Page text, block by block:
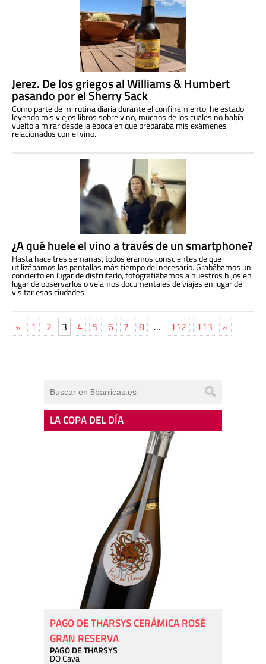
Jerez. De los griegos al Williams & Humbert
pasando por el Sherry Sack
Como parte de mi rutina diaria durante el confinamiento, he estado
leyendo mis viejos libros sobre vino, muchos de los cuales no había
vuelto a mirar desde la época en que preparaba mis exámenes
relacionados con el vino.
¿A qué huele el vino a través de un smartphone?
Hasta hace tres semanas, todos éramos conscientes de que
utilizábamos las pantallas más tiempo del necesario. Grabábamos un
concierto en lugar de disfrutarlo, fotografiábamos a nuestros hijos en
lugar de observarlos o veíamos documentales de viajes en lugar de
visitar esas ciudades.
« 1 2 3 4 5 6 7 8 … 112 113 »
LA COPA DEL DÍA
PAGO DE THARSYS CERÁMICA ROSÉ
GRAN RESERVA
PAGO DE THARSYS
DO Cava